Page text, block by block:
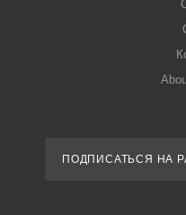
ПОДПИСАТЬСЯ НА